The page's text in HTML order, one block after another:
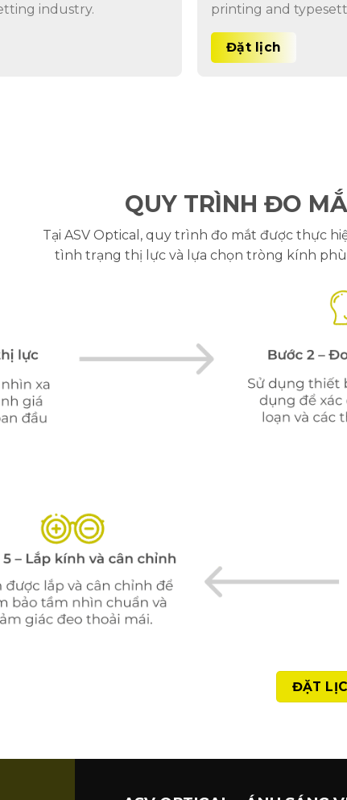
industry.
printing and
Đặt lịch
QUY TRÌNH ĐO
Tại ASV Optical, quy trình đo mắt được thực
tình trạng thị lực và lựa chọn tròng kính
ĐẶT